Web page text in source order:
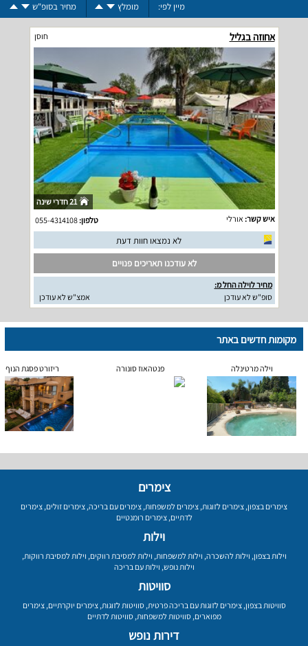
מיין לפי: מומלץ מחיר בסופ"ש
אחוזה בגליל חוסן
21 חדרי שינה
איש קשר: אורלי טלפון:055-4314108
לא נמצאו חוות דעת
לא עודכנו תאריכים פנויים
מחיר לוילה החל מ:
סופ"ש לא עודכן
אמצ"ש לא עודכן
מקומות חדשים באתר
וילה מרטינלה פנטהאוז סונורה ריזורט פסגת הנוף
צימרים
צימרים בצפון, צימרים לזוגות, צימרים למשפחות, צימרים עם בריכה, צימרים זולים, צימרים
לדתיים,צימרים רומנטיים
וילות
וילות בצפון, וילות להשכרה, וילות למשפחות, וילות למסיבת רווקים, וילות למסיבת רווקות,
וילות נופש, וילות עם בריכה
סוויטות
סוויטות בצפון,צימרים לזוגות עם בריכה פרטית,סוויטות לזוגות,צימרים יוקרתיים,צימרים
מפוארים,סוויטות למשפחות,סוויטות לדתיים
דירות נופש